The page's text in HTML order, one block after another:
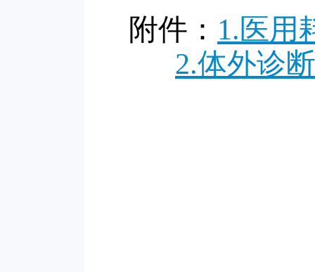
附件： 1.医用
2.体外诊